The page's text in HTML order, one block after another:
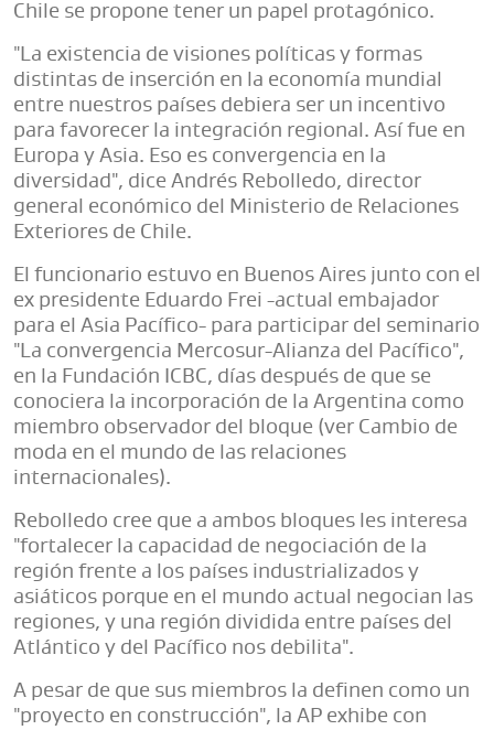
Chile se propone tener un papel protagónico.
"La existencia de visiones políticas y formas
distintas de inserción en la economía mundial
entre nuestros países debiera ser un incentivo
para favorecer la integración regional. Así fue en
Europa y Asia. Eso es convergencia en la
diversidad", dice Andrés Rebolledo, director
general económico del Ministerio de Relaciones
Exteriores de Chile.
El funcionario estuvo en Buenos Aires junto con el
ex presidente Eduardo Frei -actual embajador
para el Asia Pacífico- para participar del seminario
"La convergencia Mercosur-Alianza del Pacífico",
en la Fundación ICBC, días después de que se
conociera la incorporación de la Argentina como
miembro observador del bloque (ver Cambio de
moda en el mundo de las relaciones
internacionales).
Rebolledo cree que a ambos bloques les interesa
"fortalecer la capacidad de negociación de la
región frente a los países industrializados y
asiáticos porque en el mundo actual negocian las
regiones, y una región dividida entre países del
Atlántico y del Pacífico nos debilita".
A pesar de que sus miembros la definen como un
"proyecto en construcción", la AP exhibe con